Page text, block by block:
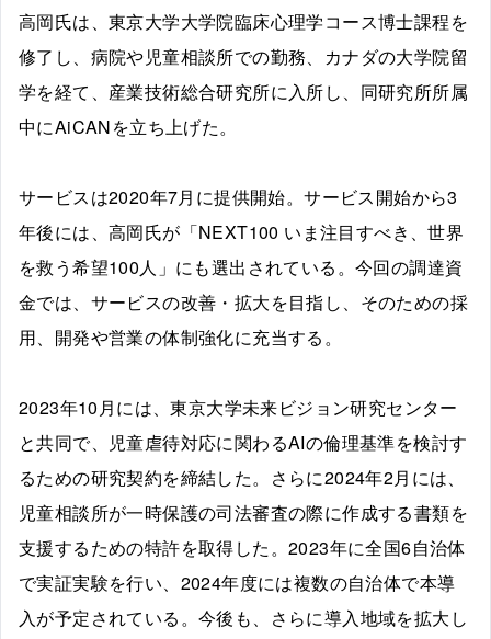
高岡氏は、東京大学大学院臨床心理学コース博士課程を
修了し、病院や児童相談所での勤務、カナダの大学院留
学を経て、産業技術総合研究所に入所し、同研究所所属
中にAiCANを立ち上げた。
サービスは2020年7月に提供開始。サービス開始から3
年後には、高岡氏が「NEXT100 いま注目すべき、世界
を救う希望100人」にも選出されている。今回の調達資
金では、サービスの改善・拡大を目指し、そのための採
用、開発や営業の体制強化に充当する。
2023年10月には、東京大学未来ビジョン研究センター
と共同で、児童虐待対応に関わるAIの倫理基準を検討す
るための研究契約を締結した。さらに2024年2月には、
児童相談所が一時保護の司法審査の際に作成する書類を
支援するための特許を取得した。2023年に全国6自治体
で実証実験を行い、2024年度には複数の自治体で本導
入が予定されている。今後も、さらに導入地域を拡大し